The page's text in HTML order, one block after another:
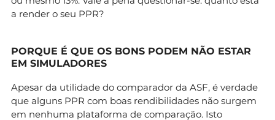
a render o seu PPR?
PORQUE É QUE OS BONS PODEM NÃO ESTAR
EM SIMULADORES
Apesar da utilidade do comparador da ASF, é verdade
que alguns PPR com boas rendibilidades não surgem
em nenhuma plataforma de comparação. Isto